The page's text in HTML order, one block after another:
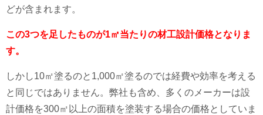
どが含まれます。
この3つを足したものが1㎡当たりの材工設計価格となりま
す。
しかし10㎡塗るのと1,000㎡塗るのでは経費や効率を考える
と同じではありません。 弊社も含め、多くのメーカーは設
計価格を300㎡以上の面積を塗装する場合の価格としていま